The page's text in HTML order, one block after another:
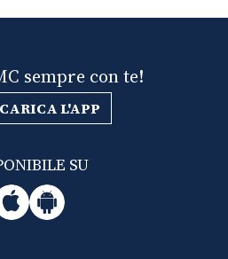
sempre con te!
L'APP
SU